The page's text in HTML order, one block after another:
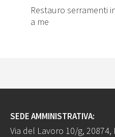
Restauro serramenti
a me
SEDE AMMINISTRATIVA:
Via del Lavoro 10/g, 20874,